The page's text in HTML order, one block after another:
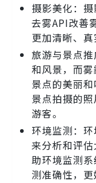
摄影美化：
去雾API改善
更加清晰、真
旅游与景点
和风景，而
景点的美丽
景点拍摄的
游客。
环境监测：
来分析和评
助环境监测
测准确性，更